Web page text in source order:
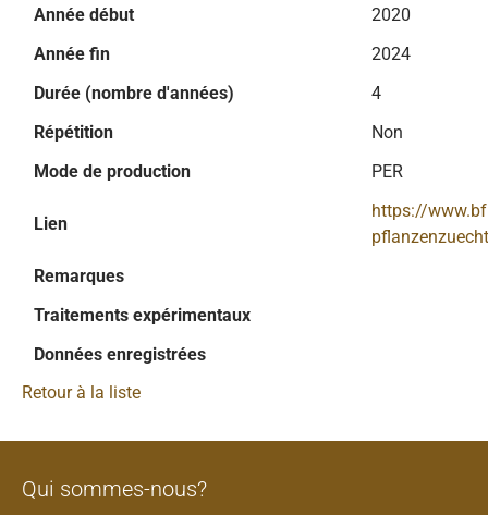
Année début
2020
Année fin
2024
Durée (nombre d'années)
4
Répétition
Non
Mode de production
PER
Lien
https://
Remarques
Traitements expérimentaux
Données enregistrées
Retour à la liste
Qui sommes-nous?